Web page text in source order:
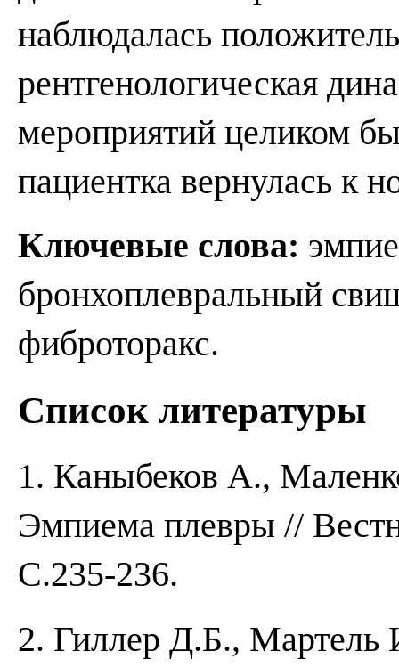
наблюдалась
рентгенологическая
мероприятий целиком
пациентка вернулась к
Ключевые слова:
бронхоплевральный
фиброторакс.
Список литературы
1. Каныбеков А.,
Эмпиема плевры //
С.235-236.
2. Гиллер Д.Б.,